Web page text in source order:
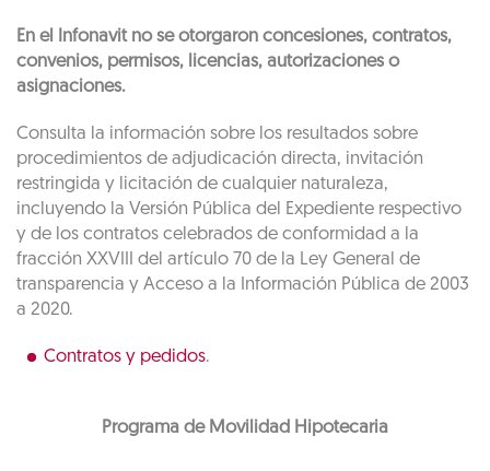
En el Infonavit no se otorgaron concesiones, contratos,
convenios, permisos, licencias, autorizaciones o
asignaciones.
Consulta la información sobre los resultados sobre
procedimientos de adjudicación directa, invitación
restringida y licitación de cualquier naturaleza,
incluyendo la Versión Pública del Expediente respectivo
y de los contratos celebrados de conformidad a la
fracción XXVIII del artículo 70 de la Ley General de
transparencia y Acceso a la Información Pública de 2003
a 2020.
Contratos y pedidos.
Programa de Movilidad Hipotecaria